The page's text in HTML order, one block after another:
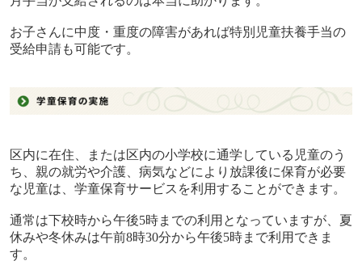
お子さんに中度・重度の障害があれば特別児童扶養手当の
受給申請も可能です。
区内に在住、または区内の小学校に通学している児童のう
ち、親の就労や介護、病気などにより放課後に保育が必要
な児童は、学童保育サービスを利用することができます。
通常は下校時から午後5時までの利用となっていますが、夏
休みや冬休みは午前8時30分から午後5時まで利用できま
す。